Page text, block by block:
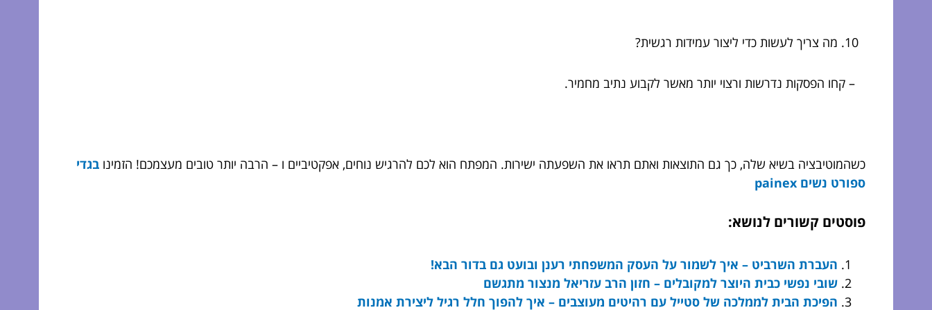
מה צריך לעשות כדי ליצור עמידות רגשית?
– קחו הפסקות נדרשות ורצוי יותר מאשר לקבוע נתיב מחמיר.
כשהמוטיבציה בשיא שלה, כך גם התוצאות ואתם תראו את השפעתה ישירות. המפתח הוא לכם להרגיש נוחים, אפקטיביים ו – הרבה יותר טובים מעצמכם! הזמינו בגדי
ספורט נשים painex
פוסטים קשורים לנושא:
העברת השרביט – איך לשמור על העסק המשפחתי רענן ובועט גם בדור הבא!
שובי נפשי כבית היוצר למקובלים – חזון הרב עזריאל מנצור מתגשם
הפיכת הבית לממלכה של סטייל עם רהיטים מעוצבים – איך להפוך חלל רגיל ליצירת אמנות